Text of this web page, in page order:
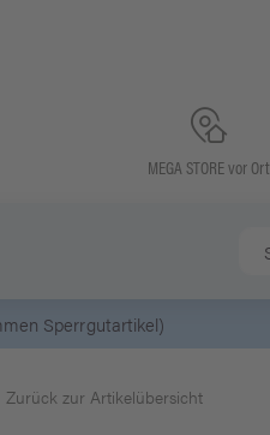
MEGA STORE vor Ort
Sperrgutartikel)
Zurück zur Artikelübersicht